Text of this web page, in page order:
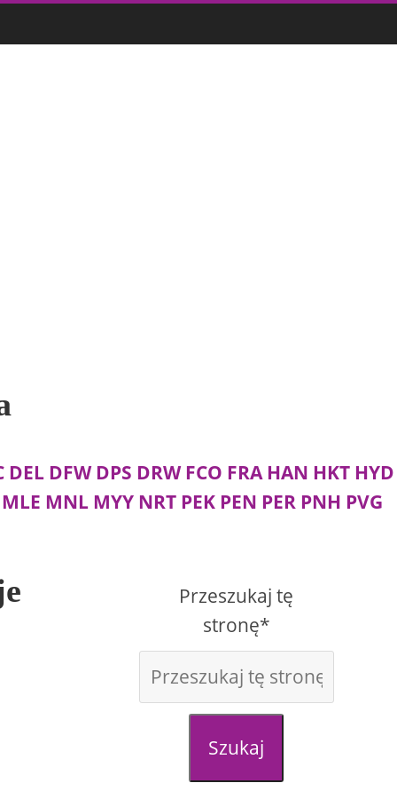
DEL DFW DPS DRW FCO FRA HAN HKT HYD
MLE MNL MYY NRT PEK PEN PER PNH PVG
Przeszukaj tę
stronę*
Szukaj